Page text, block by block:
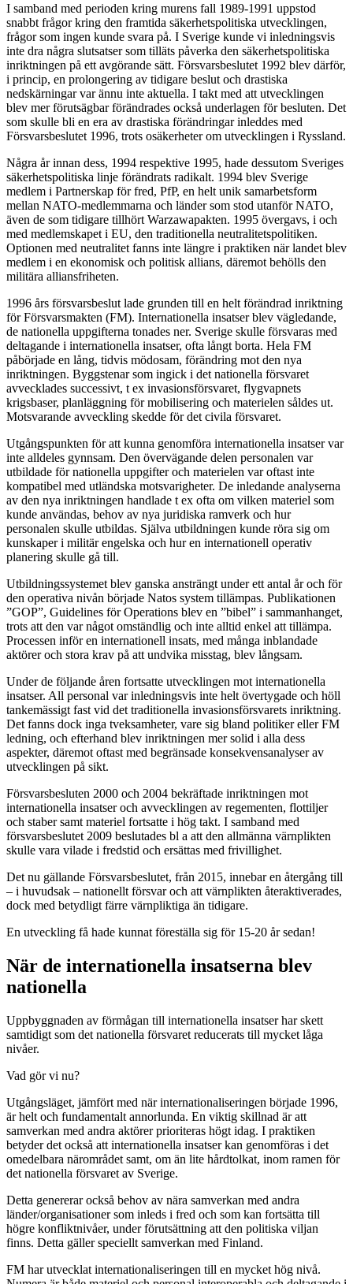
I samband med perioden kring murens fall 1989-1991 uppstod
snabbt frågor kring den framtida säkerhetspolitiska utvecklingen,
frågor som ingen kunde svara på. I Sverige kunde vi inledningsvis
inte dra några slutsatser som tilläts påverka den säkerhetspolitiska
inriktningen på ett avgörande sätt. Försvarsbeslutet 1992 blev därför,
i princip, en prolongering av tidigare beslut och drastiska
nedskärningar var ännu inte aktuella. I takt med att utvecklingen
blev mer förutsägbar förändrades också underlagen för besluten. Det
som skulle bli en era av drastiska förändringar inleddes med
Försvarsbeslutet 1996, trots osäkerheter om utvecklingen i Ryssland.
Några år innan dess, 1994 respektive 1995, hade dessutom Sveriges
säkerhetspolitiska linje förändrats radikalt. 1994 blev Sverige
medlem i Partnerskap för fred, PfP, en helt unik samarbetsform
mellan NATO-medlemmarna och länder som stod utanför NATO,
även de som tidigare tillhört Warzawapakten. 1995 övergavs, i och
med medlemskapet i EU, den traditionella neutralitetspolitiken.
Optionen med neutralitet fanns inte längre i praktiken när landet blev
medlem i en ekonomisk och politisk allians, däremot behölls den
militära alliansfriheten.
1996 års försvarsbeslut lade grunden till en helt förändrad inriktning
för Försvarsmakten (FM). Internationella insatser blev vägledande,
de nationella uppgifterna tonades ner. Sverige skulle försvaras med
deltagande i internationella insatser, ofta långt borta. Hela FM
påbörjade en lång, tidvis mödosam, förändring mot den nya
inriktningen. Byggstenar som ingick i det nationella försvaret
avvecklades successivt, t ex invasionsförsvaret, flygvapnets
krigsbaser, planläggning för mobilisering och materielen såldes ut.
Motsvarande avveckling skedde för det civila försvaret.
Utgångspunkten för att kunna genomföra internationella insatser var
inte alldeles gynnsam. Den övervägande delen personalen var
utbildade för nationella uppgifter och materielen var oftast inte
kompatibel med utländska motsvarigheter. De inledande analyserna
av den nya inriktningen handlade t ex ofta om vilken materiel som
kunde användas, behov av nya juridiska ramverk och hur
personalen skulle utbildas. Själva utbildningen kunde röra sig om
kunskaper i militär engelska och hur en internationell operativ
planering skulle gå till.
Utbildningssystemet blev ganska ansträngt under ett antal år och för
den operativa nivån började Natos system tillämpas. Publikationen
”GOP”, Guidelines för Operations blev en ”bibel” i sammanhanget,
trots att den var något omständlig och inte alltid enkel att tillämpa.
Processen inför en internationell insats, med många inblandade
aktörer och stora krav på att undvika misstag, blev långsam.
Under de följande åren fortsatte utvecklingen mot internationella
insatser. All personal var inledningsvis inte helt övertygade och höll
tankemässigt fast vid det traditionella invasionsförsvarets inriktning.
Det fanns dock inga tveksamheter, vare sig bland politiker eller FM
ledning, och efterhand blev inriktningen mer solid i alla dess
aspekter, däremot oftast med begränsade konsekvensanalyser av
utvecklingen på sikt.
Försvarsbesluten 2000 och 2004 bekräftade inriktningen mot
internationella insatser och avvecklingen av regementen, flottiljer
och staber samt materiel fortsatte i hög takt. I samband med
försvarsbeslutet 2009 beslutades bl a att den allmänna värnplikten
skulle vara vilade i fredstid och ersättas med frivillighet.
Det nu gällande Försvarsbeslutet, från 2015, innebar en återgång till
– i huvudsak – nationellt försvar och att värnplikten återaktiverades,
dock med betydligt färre värnpliktiga än tidigare.
En utveckling få hade kunnat föreställa sig för 15-20 år sedan!
När de internationella insatserna blev
nationella
Uppbyggnaden av förmågan till internationella insatser har skett
samtidigt som det nationella försvaret reducerats till mycket låga
nivåer.
Vad gör vi nu?
Utgångsläget, jämfört med när internationaliseringen började 1996,
är helt och fundamentalt annorlunda. En viktig skillnad är att
samverkan med andra aktörer prioriteras högt idag. I praktiken
betyder det också att internationella insatser kan genomföras i det
omedelbara närområdet samt, om än lite hårdtolkat, inom ramen för
det nationella försvaret av Sverige.
Detta genererar också behov av nära samverkan med andra
länder/organisationer som inleds i fred och som kan fortsätta till
högre konfliktnivåer, under förutsättning att den politiska viljan
finns. Detta gäller speciellt samverkan med Finland.
FM har utvecklat internationaliseringen till en mycket hög nivå.